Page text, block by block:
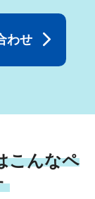
わせ
こんなペ